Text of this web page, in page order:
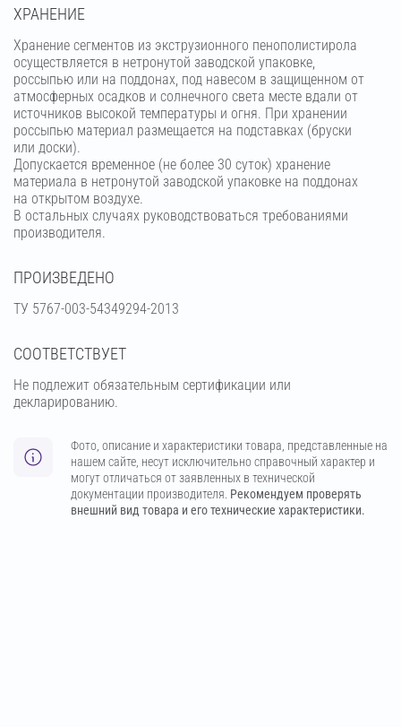
ХРАНЕНИЕ
Хранение сегментов из экструзионного пенополистирола
осуществляется в нетронутой заводской упаковке,
россыпью или на поддонах, под навесом в защищенном от
атмосферных осадков и солнечного света месте вдали от
источников высокой температуры и огня. При хранении
россыпью материал размещается на подставках (бруски
или доски).
Допускается временное (не более 30 суток) хранение
материала в нетронутой заводской упаковке на поддонах
на открытом воздухе.
В остальных случаях руководствоваться требованиями
производителя.
ПРОИЗВЕДЕНО
ТУ 5767-003-54349294-2013
СООТВЕТСТВУЕТ
Не подлежит обязательным сертификации или
декларированию.
Фото, описание и характеристики товара, представленные на
нашем сайте, несут исключительно справочный характер и
могут отличаться от заявленных в технической
документации производителя. Рекомендуем проверять
внешний вид товара и его технические характеристики.